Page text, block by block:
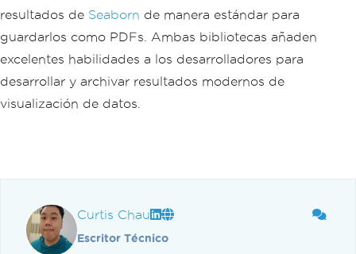
resultados de Seaborn de manera estándar para
guardarlos como PDFs. Ambas bibliotecas añaden
excelentes habilidades a los desarrolladores para
desarrollar y archivar resultados modernos de
visualización de datos.
Curtis Chau
Escritor Técnico